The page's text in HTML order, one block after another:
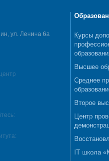
ул. Ленина 6а
Курсы
Высшее
Среднее
Второе
Центр
IT школа